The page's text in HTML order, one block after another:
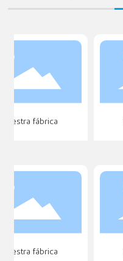
fábrica
fábrica